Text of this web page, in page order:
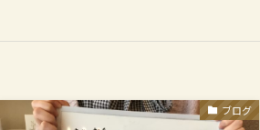
ブログ